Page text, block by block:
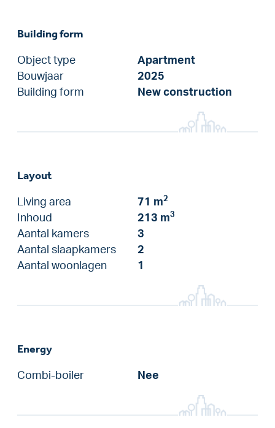
Building form
Object type
Apartment
Bouwjaar
2025
Building form
New construction
Layout
Living area 71 m2
Inhoud 213 m3
Aantal kamers
3
Aantal slaapkamers
2
Aantal woonlagen
1
Energy
Combi-boiler Nee